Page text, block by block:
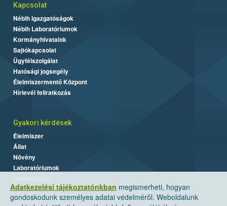
Adatkezelési tájékoztatónkban megismerheti, hogyan
gondoskodunk személyes adatai védelméről. Weboldalunk
Kapcsolat
Nébih Igazgatóságok
Nébih Laboratóriumok
Kormányhivatalok
Sajtókapcsolat
Ügyfélszolgálat
Hatósági jogsegély
Élelmiszermentő Központ
Hírlevél feliratkozás
Gyakori kérdések
Élelmiszer
Állat
Növény
Laboratóriumok